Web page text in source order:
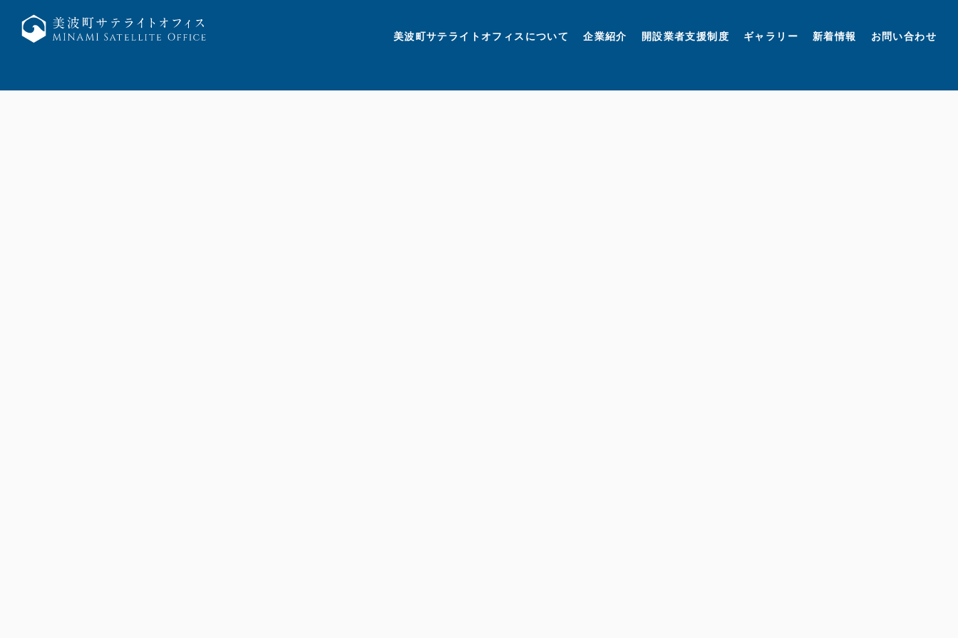
美波町サテライトオフィスについて 企業紹介 開設業者支援制度 ギャラリー 新着情報 お問い合わせ
美波町 ミナミマリンラボ
個人情報保護方針